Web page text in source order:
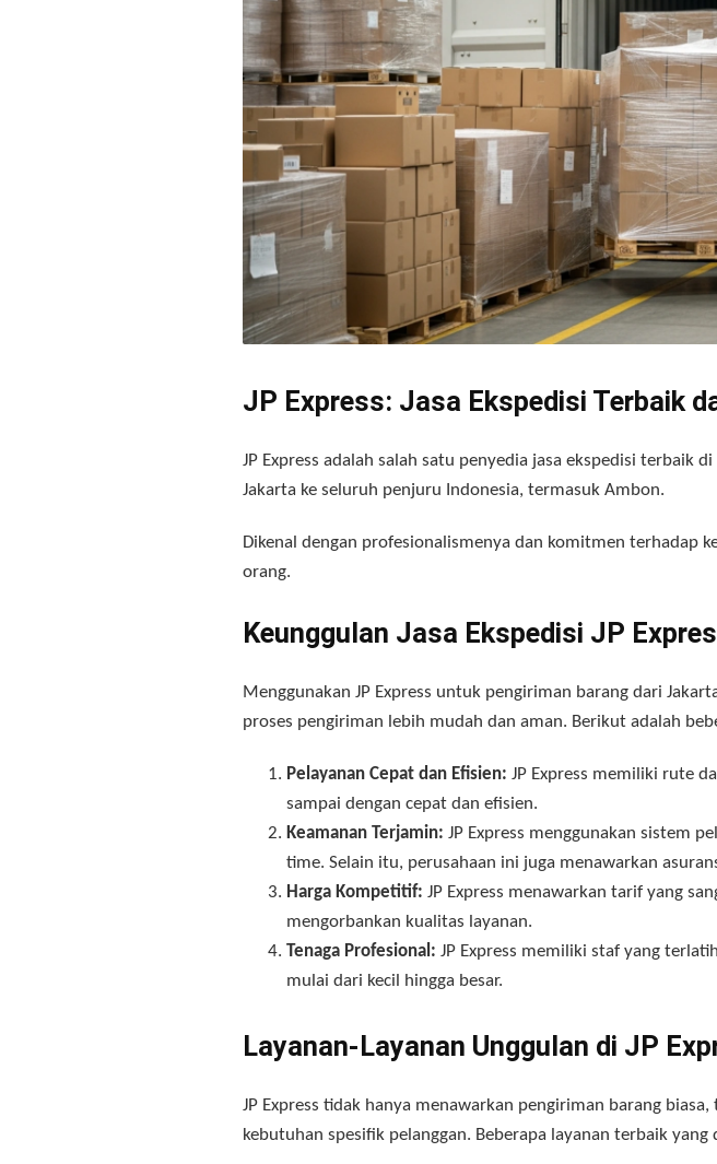
JP Express: Jasa Ekspedisi Terbaik
JP Express adalah salah satu penyedia jasa ekspedisi terbaik
Jakarta ke seluruh penjuru Indonesia, termasuk Ambon.
Dikenal dengan profesionalismenya dan komitmen terhadap
orang.
Keunggulan Jasa Ekspedisi JP
Menggunakan JP Express untuk pengiriman barang dari
proses pengiriman lebih mudah dan aman. Berikut adalah
Pelayanan Cepat dan Efisien: JP Express memiliki rute
sampai dengan cepat dan efisien.
Keamanan Terjamin: JP Express menggunakan sistem
time. Selain itu, perusahaan ini juga menawarkan
Harga Kompetitif: JP Express menawarkan tarif yang
mengorbankan kualitas layanan.
Tenaga Profesional: JP Express memiliki staf yang
mulai dari kecil hingga besar.
Layanan-Layanan Unggulan di JP
JP Express tidak hanya menawarkan pengiriman barang
kebutuhan spesifik pelanggan. Beberapa layanan terbaik yang